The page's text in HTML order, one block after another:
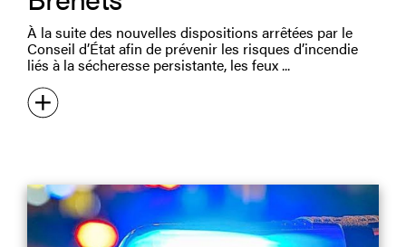
À la suite des nouvelles dispositions arrêtées par le
Conseil d’État afin de prévenir les risques d’incendie
liés à la sécheresse persistante, les feux